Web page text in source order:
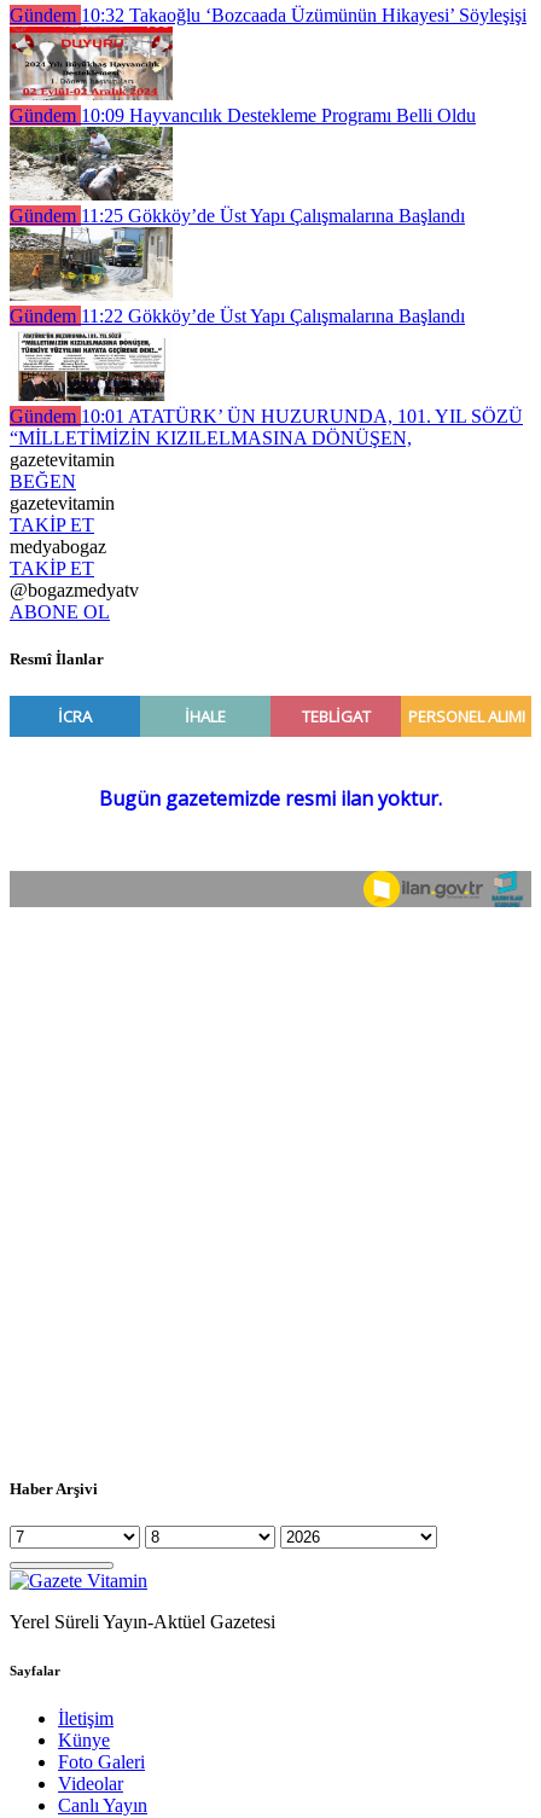
Gündem 10:32 Takaoğlu ‘Bozcaada Üzümünün Hikayesi’ Söyleşişi
Gündem 10:09 Hayvancılık Destekleme Programı Belli Oldu
Gündem 11:25 Gökköy’de Üst Yapı Çalışmalarına Başlandı
Gündem 11:22 Gökköy’de Üst Yapı Çalışmalarına Başlandı
Gündem 10:01 ATATÜRK’ ÜN HUZURUNDA, 101. YIL SÖZÜ
“MİLLETİMİZİN KIZILELMASINA DÖNÜŞEN,
gazetevitamin
BEĞEN
gazetevitamin
TAKİP ET
medyabogaz
TAKİP ET
@bogazmedyatv
ABONE OL
Resmî İlanlar
Haber Arşivi
Yerel Süreli Yayın-Aktüel Gazetesi
Sayfalar
İletişim
Künye
Foto Galeri
Videolar
Canlı Yayın